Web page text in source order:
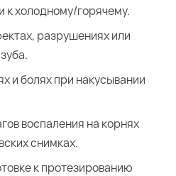
к холодному/горячему.
разрушениях или
и болях при накусывании
воспаления на корнях
снимках.
к протезированию